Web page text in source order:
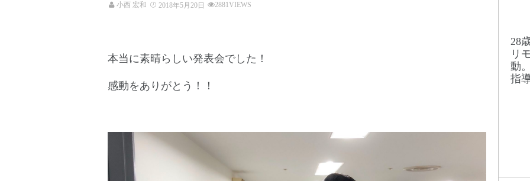
小西 宏和 2018年5月20日 2881VIEWS
本当に素晴らしい発表会でした！
感動をありがとう！！
28
リ
動
指